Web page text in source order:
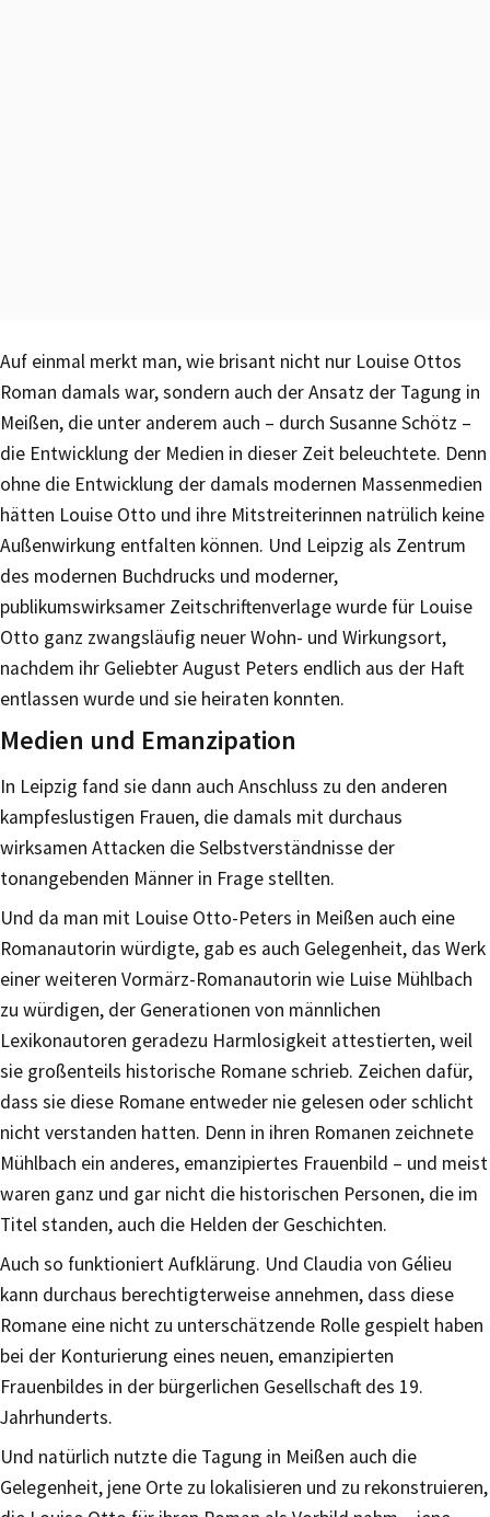
Auf einmal merkt man, wie brisant nicht nur Louise Ottos
Roman damals war, sondern auch der Ansatz der Tagung in
Meißen, die unter anderem auch – durch Susanne Schötz –
die Entwicklung der Medien in dieser Zeit beleuchtete. Denn
ohne die Entwicklung der damals modernen Massenmedien
hätten Louise Otto und ihre Mitstreiterinnen natrülich keine
Außenwirkung entfalten können. Und Leipzig als Zentrum
des modernen Buchdrucks und moderner,
publikumswirksamer Zeitschriftenverlage wurde für Louise
Otto ganz zwangsläufig neuer Wohn- und Wirkungsort,
nachdem ihr Geliebter August Peters endlich aus der Haft
entlassen wurde und sie heiraten konnten.
Medien und Emanzipation
In Leipzig fand sie dann auch Anschluss zu den anderen
kampfeslustigen Frauen, die damals mit durchaus
wirksamen Attacken die Selbstverständnisse der
tonangebenden Männer in Frage stellten.
Und da man mit Louise Otto-Peters in Meißen auch eine
Romanautorin würdigte, gab es auch Gelegenheit, das Werk
einer weiteren Vormärz-Romanautorin wie Luise Mühlbach
zu würdigen, der Generationen von männlichen
Lexikonautoren geradezu Harmlosigkeit attestierten, weil
sie großenteils historische Romane schrieb. Zeichen dafür,
dass sie diese Romane entweder nie gelesen oder schlicht
nicht verstanden hatten. Denn in ihren Romanen zeichnete
Mühlbach ein anderes, emanzipiertes Frauenbild – und meist
waren ganz und gar nicht die historischen Personen, die im
Titel standen, auch die Helden der Geschichten.
Auch so funktioniert Aufklärung. Und Claudia von Gélieu
kann durchaus berechtigterweise annehmen, dass diese
Romane eine nicht zu unterschätzende Rolle gespielt haben
bei der Konturierung eines neuen, emanzipierten
Frauenbildes in der bürgerlichen Gesellschaft des 19.
Jahrhunderts.
Und natürlich nutzte die Tagung in Meißen auch die
Gelegenheit, jene Orte zu lokalisieren und zu rekonstruieren,